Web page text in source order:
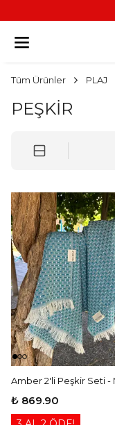
Tüm Ürünler PLAJ
PEŞKİR
Amber 2'li Peşkir Seti -
₺ 869.90